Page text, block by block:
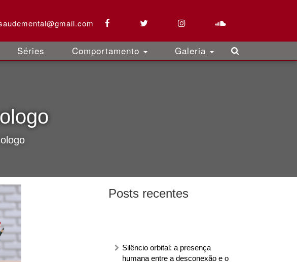
Séries Comportamento Galeria
Posts recentes
Silêncio orbital: a presença
humana entre a desconexão e o